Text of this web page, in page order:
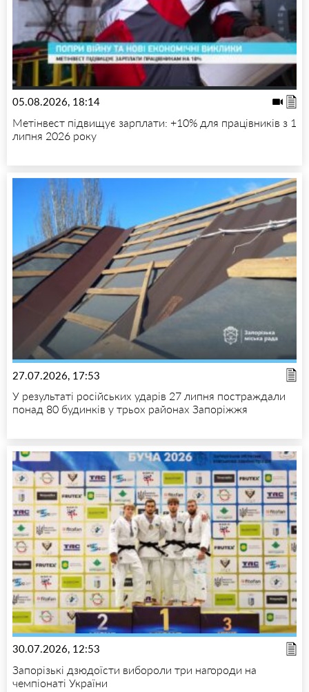
05.08.2026, 18:14
Метінвест підвищує зарплати: +10% для працівників з 1
липня 2026 року
27.07.2026, 17:53
У результаті російських ударів 27 липня постраждали
понад 80 будинків у трьох районах Запоріжжя
30.07.2026, 12:53
Запорізькі дзюдоїсти вибороли три нагороди на
чемпіонаті України